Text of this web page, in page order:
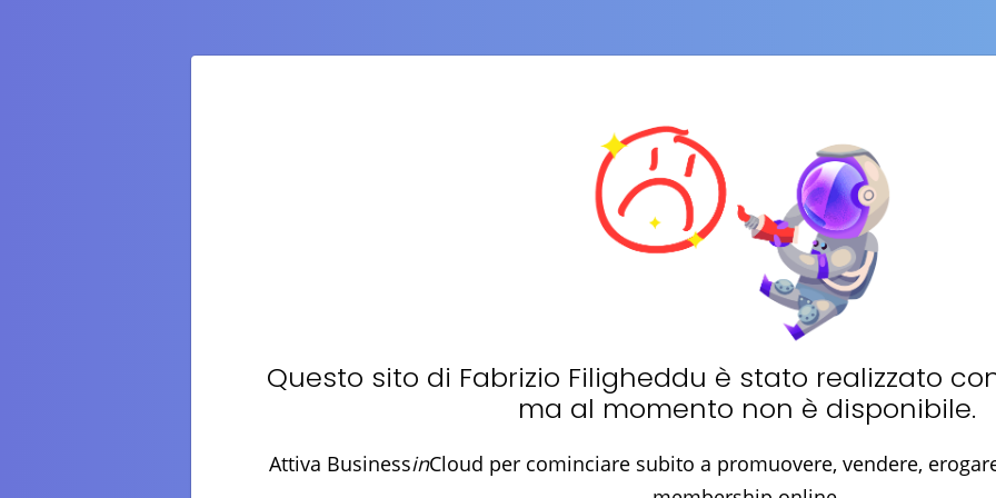
Questo sito di Fabrizio Filigheddu è stato realizzato
ma al momento non è disponibile.
Attiva BusinessinCloud per cominciare subito a promuovere, vendere,